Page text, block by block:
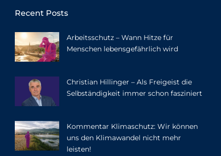
Recent Posts
Arbeitsschutz – Wann Hitze für
Menschen lebensgefährlich wird
Christian Hillinger – Als Freigeist die
Selbständigkeit immer schon fasziniert
Kommentar Klimaschutz: Wir können
uns den Klimawandel nicht mehr
leisten!